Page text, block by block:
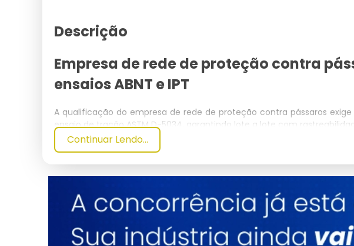
Descrição
Empresa de rede de proteção contra
ensaios ABNT e IPT
A qualificação do empresa de rede de proteção contra pássaros exige
ensaio de tração ASTM D-5034, garantindo lote a lote com
As especificações da malha variam conforme a aplicação: 2x2 cm
A certificação técnica segue NBR 16046-1 (terminologia), NBR 16046-
(execução da instalação), com ensaios de tração por faixa
conforme ASTM D-5034. O Instituto de Pesquisas Tecnológicas
padrão de 100 kg em queda controlada, mandatório para
Continuar Lendo...